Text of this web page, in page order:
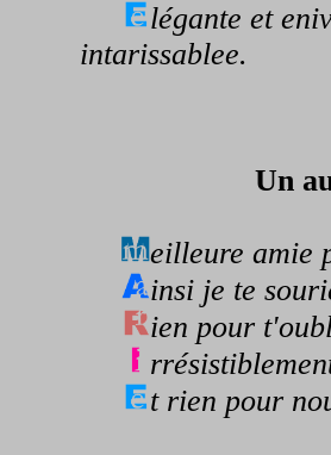
légante et
intarissablee.
Un
eilleure amie
insi je te
ien pour
t rien pour